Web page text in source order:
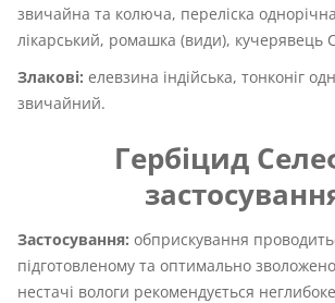
звичайна та колюча, переліска
лікарський, ромашка (види), кучерявець
Злакові: елевзина індійська, тонконіг
звичайний.
Гербіцид
Застосування: обприскування
підготовленому та оптимально
нестачі вологи рекомендується